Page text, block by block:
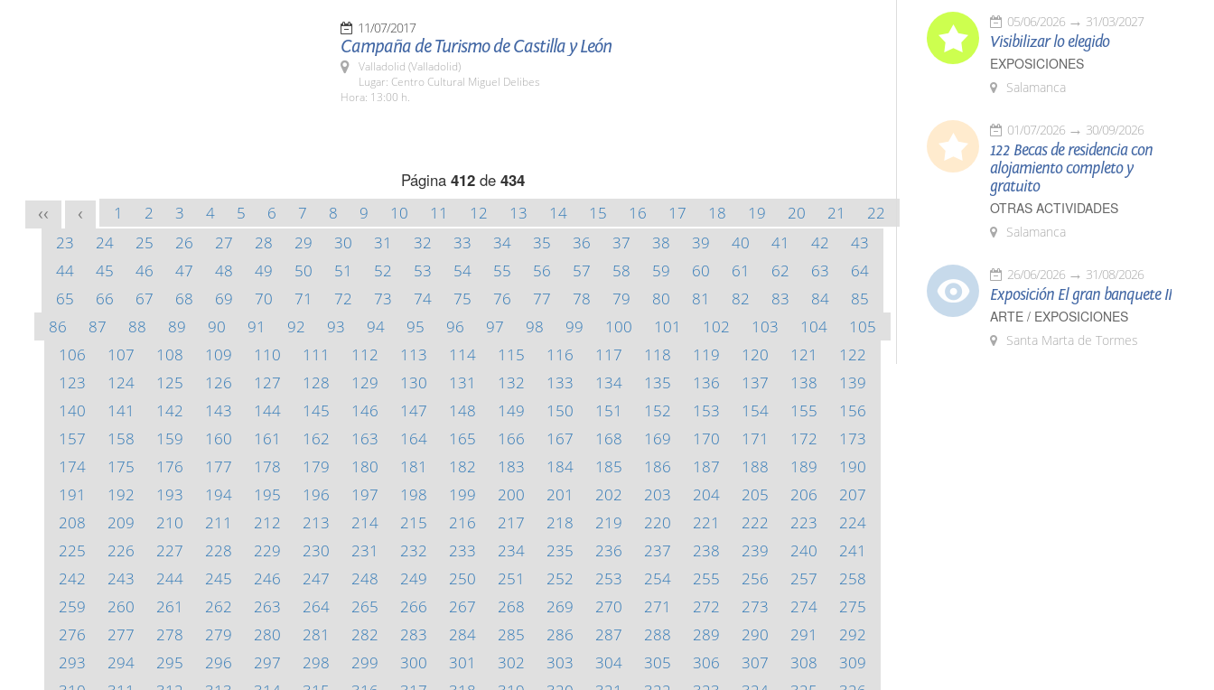
11/07/2017
Campaña de Turismo de Castilla y León
Valladolid (Valladolid)
Lugar: Centro Cultural Miguel Delibes
Hora: 13:00 h.
Página 412de 434
<< < 1 2 3 4 5 6 7 8 9 10 11 12 13 14 15 16 17 18 19 20 21
22
23
24 25 26 27 28 29 30 31 32 33 34 35 36 37 38 39 40 41 42
43
44
45 46 47 48 49 50 51 52 53 54 55 56 57 58 59 60 61 62 63
64
65
66 67 68 69 70 71 72 73 74 75 76 77 78 79 80 81 82 83 84
85
86
87 88 89 90 91 92 93 94 95 96 97 98 99 100 101 102 103 104
105
106
107 108 109 110 111 112 113 114 115 116 117 118 119 120 121
122
123
124 125 126 127 128 129 130 131 132 133 134 135 136 137 138
139
140
141 142 143 144 145 146 147 148 149 150 151 152 153 154 155
156
157
158 159 160 161 162 163 164 165 166 167 168 169 170 171 172
173
174
175 176 177 178 179 180 181 182 183 184 185 186 187 188 189
190
191
192 193 194 195 196 197 198 199 200 201 202 203 204 205 206
207
208
209 210 211 212 213 214 215 216 217 218 219 220 221 222 223
224
225
226 227 228 229 230 231 232 233 234 235 236 237 238 239 240
241
242
243 244 245 246 247 248 249 250 251 252 253 254 255 256 257
258
259
260 261 262 263 264 265 266 267 268 269 270 271 272 273 274
275
276
277 278 279 280 281 282 283 284 285 286 287 288 289 290 291
292
293
294 295 296 297 298 299 300 301 302 303 304 305 306 307 308
309
05/06/2026 31/03/2027
Visibilizar lo elegido
EXPOSICIONES
Salamanca
01/07/2026 30/09/2026
122 Becas de residencia con
alojamiento completo y
gratuito
OTRAS ACTIVIDADES
Salamanca
26/06/2026 31/08/2026
Exposición El gran banquete II
ARTE / EXPOSICIONES
Santa Marta de Tormes